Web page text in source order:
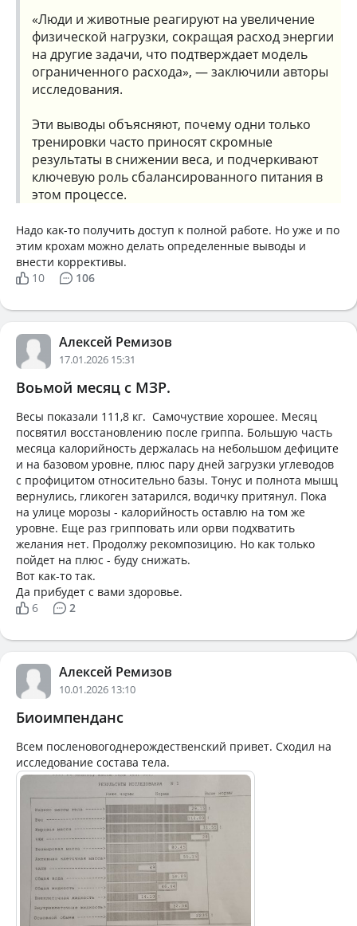
«Люди и животные реагируют на увеличение
физической нагрузки, сокращая расход энергии
на другие задачи, что подтверждает модель
ограниченного расхода», — заключили авторы
исследования.
Эти выводы объясняют, почему одни только
тренировки часто приносят скромные
результаты в снижении веса, и подчеркивают
ключевую роль сбалансированного питания в
этом процессе.
Надо как-то получить доступ к полной работе. Но уже и по
этим крохам можно делать определенные выводы и
внести коррективы.
10
106
Алексей Ремизов
17.01.2026 15:31
Воьмой месяц с МЗР.
Весы показали 111,8 кг. Самочуствие хорошее. Месяц
посвятил восстановлению после гриппа. Большую часть
месяца калорийность держалась на небольшом дефиците
и на базовом уровне, плюс пару дней загрузки углеводов
с профицитом относительно базы. Тонус и полнота мышц
вернулись, гликоген затарился, водичку притянул. Пока
на улице морозы - калорийность оставлю на том же
уровне. Еще раз грипповать или орви подхватить
желания нет. Продолжу рекомпозицию. Но как только
пойдет на плюс - буду снижать.
Вот как-то так.
Да прибудет с вами здоровье.
6
2
Алексей Ремизов
10.01.2026 13:10
Биоимпенданс
Всем посленовогоднерождественский привет. Сходил на
исследование состава тела.